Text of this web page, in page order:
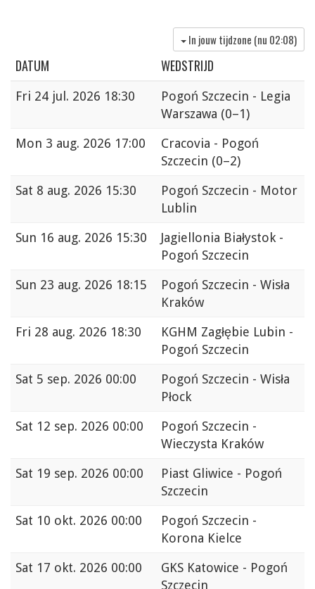
In jouw tijdzone (nu 02:08)
DATUM WEDSTRIJD
Fri 24 jul. 2026 18:30
Pogoń Szczecin - Legia
Warszawa (0–1)
Mon 3 aug. 2026 17:00
Cracovia - Pogoń
Szczecin (0–2)
Sat 8 aug. 2026 15:30
Pogoń Szczecin - Motor
Lublin
Sun 16 aug. 2026 15:30
Jagiellonia Białystok -
Pogoń Szczecin
Sun 23 aug. 2026 18:15
Pogoń Szczecin - Wisła
Kraków
Fri 28 aug. 2026 18:30
KGHM Zagłębie Lubin -
Pogoń Szczecin
Sat 5 sep. 2026 00:00
Pogoń Szczecin - Wisła
Płock
Sat 12 sep. 2026 00:00
Pogoń Szczecin -
Wieczysta Kraków
Sat 19 sep. 2026 00:00
Piast Gliwice - Pogoń
Szczecin
Sat 10 okt. 2026 00:00
Pogoń Szczecin -
Korona Kielce
Sat 17 okt. 2026 00:00
GKS Katowice - Pogoń
Szczecin